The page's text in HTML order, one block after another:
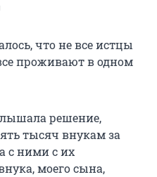
что не все истцы
проживают в одном
решение,
тысяч внукам за
с ними с их
моего сына,